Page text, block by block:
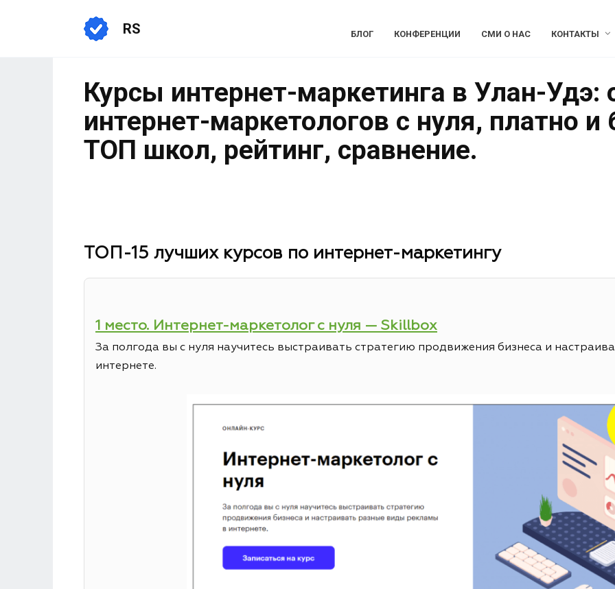
RS БЛОГ КОНФЕРЕНЦИИ СМИ О НАС КОНТАКТЫ
Курсы интернет-маркетинга в Улан-Удэ:
интернет-маркетологов с нуля, платно и
ТОП школ, рейтинг, сравнение.
ТОП-15 лучших курсов по интернет-маркетингу
1 место. Интернет-маркетолог с нуля — Skillbox
За полгода вы с нуля научитесь выстраивать стратегию продвижения бизнеса и
интернете.